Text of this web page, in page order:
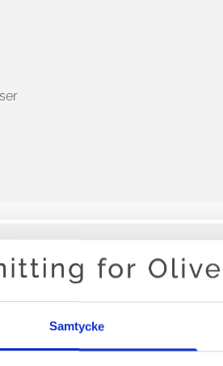
Samtycke